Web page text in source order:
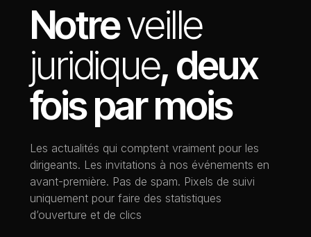
Notreveille
juridique, deux
fois par mois
Les actualités qui comptent vraiment pour les
dirigeants. Les invitations à nos événements en
avant-première. Pas de spam. Pixels de suivi
uniquement pour faire des statistiques
d’ouverture et de clics